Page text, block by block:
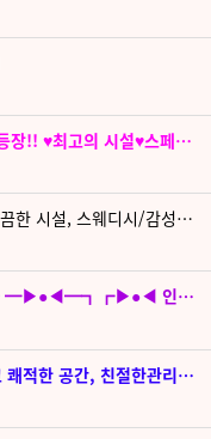
구로 [에스테라피] 구로디지털단지역 최고샵 등장!! ♥최고의 시설♥스페셜한 케어로 보다 완벽한 테라피를 받아볼 수 있습니다.
송파 문정동 [라보떼테라피] 아늑한 공간과 깔끔한 시설, 스웨디시/감성테라피/림프순환관리
강남역 [코코] ┏━▶●◀━ 강남 코코 아로마 ━▶●◀━┓┏▶●◀ 인도식 테라피 ▶●◀┓
대구 수성동 [미혹] 대박 스웨디시&왁싱, 넓고 쾌적한 공간, 친절한관리사, 진정한 휴식처